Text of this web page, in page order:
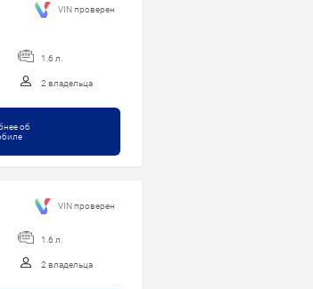
1.6 л.
2 владельца
об
VIN проверен
1.6 л.
2 владельца
VIN проверен